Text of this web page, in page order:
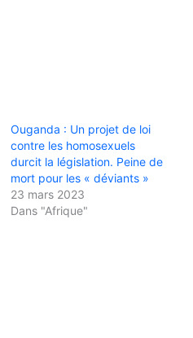
Ouganda : Un projet de loi
contre les homosexuels
durcit la législation. Peine de
mort pour les « déviants »
23 mars 2023
Dans "Afrique"